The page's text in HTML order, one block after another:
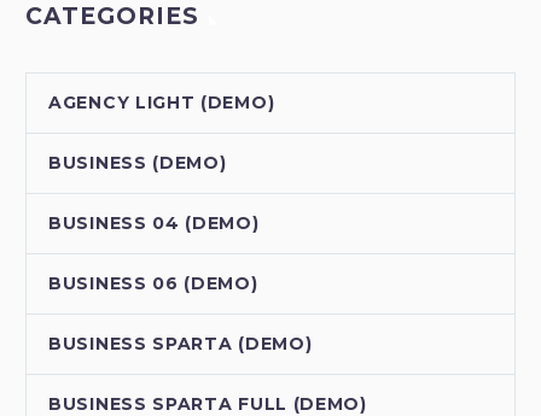
CATEGORIES
AGENCY LIGHT (DEMO)
BUSINESS (DEMO)
BUSINESS 04 (DEMO)
BUSINESS 06 (DEMO)
BUSINESS SPARTA (DEMO)
BUSINESS SPARTA FULL (DEMO)